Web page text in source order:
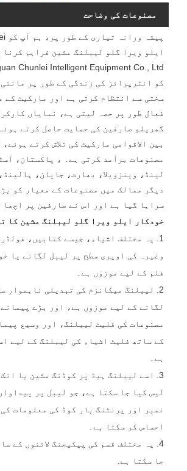
مصنوعات کی وضاحت
ایلو ویرا گلو لیبلنگ مشین فراہم کرنا
کو انٹرپرائز کی زندگی کے طور پر
سختی سے انتظام کرتی ہے اور مارکیٹ کے
فعال طور پر حصہ لیتی ہے، نمایاں
گھریلو صارفین کی حمایت حاصل کرتے
بین الاقوامی مارکیٹ کی تلاش کرتے
مصنوعات برآمد کرتی ہے۔ ، پاکستان،
لینڈ، وینزویلا، بھارت، جاپان،
دیگر ممالک میں مصنوعات کے معیار کو
سراہا گیا ہے اور اس نے صارفین پر اچھا
خودکار ایلو ویرا گلو لیبلنگ مشین کا
1. یہ مختلف اشیاء، جیسے کتابیں،
وغیرہ کی اوپری سطح پر لیبل لگانے یا
فلم کے لیے موزوں ہے۔
2. لیبلنگ میکانزم کی تبدیلی ناہموار
لگانے کے لیے موزوں ہے، اور بڑے
مصنوعات کی فلیٹ لیبلنگ، اور وسیع
کے ساتھ فلیٹ اشیاء کی لیبلنگ کے لیے
ہے۔
3. اسے لیبلنگ ہیڈ پر کوڈنگ مشین یا
لیس کیا جا سکتا ہے، جو لیبل پر
نمبر اور پرنٹنگ بار کوڈ کی معلومات
احساس کر سکتا ہے۔
4. یہ مختلف قسم کی پیکیجنگ لائنوں کے
جا سکتا ہے.